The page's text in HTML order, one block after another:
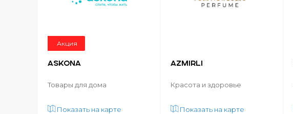
Акция
ASKONA
Товары для дома
Показать на карте
AZMIRLI
Красота и здоровье
Показать на карте